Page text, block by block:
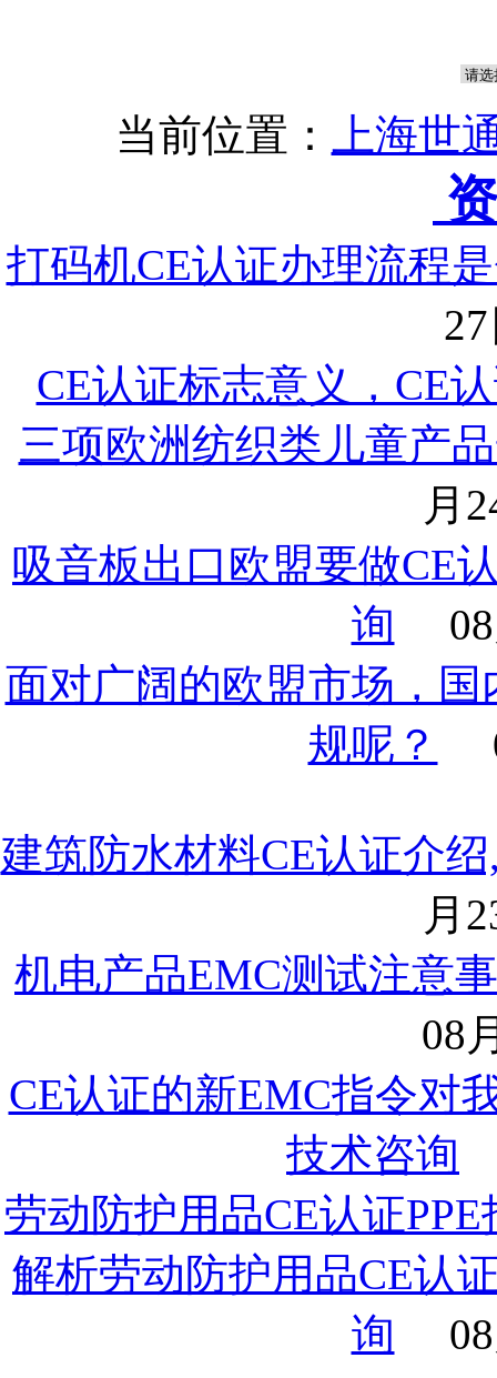
当前位置： 上海世
打码机CE认证办理流程
CE认证标志意义，CE
三项欧洲纺织类儿童产
月
吸音板出口欧盟要做CE
询
面对广阔的欧盟市场，
规呢？
建筑防水材料CE认证介
月
机电产品EMC测试注意
08
CE认证的新EMC指令对
技术咨询
劳动防护用品CE认证
解析劳动防护用品CE认
询